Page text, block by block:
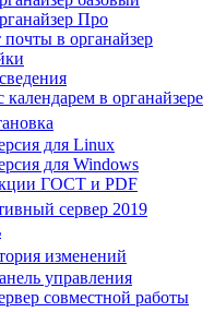
Про
в органайзер
календарем в органайзере
для Linux
для Windows
ГОСТ и PDF
сервер 2019
изменений
управления
совместной работы